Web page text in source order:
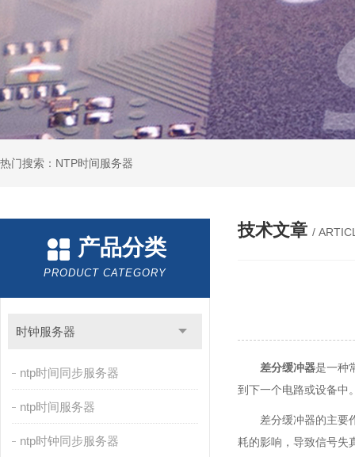
热门搜索：NTP时间服务器
产品分类
PRODUCT CATEGORY
时钟服务器
ntp时间同步服务器
ntp时间服务器
ntp时钟同步服务器
技术文章 /
差分缓冲器是一种
到下一个电路或设备中
差分缓冲器的主要
耗的影响，导致信号失